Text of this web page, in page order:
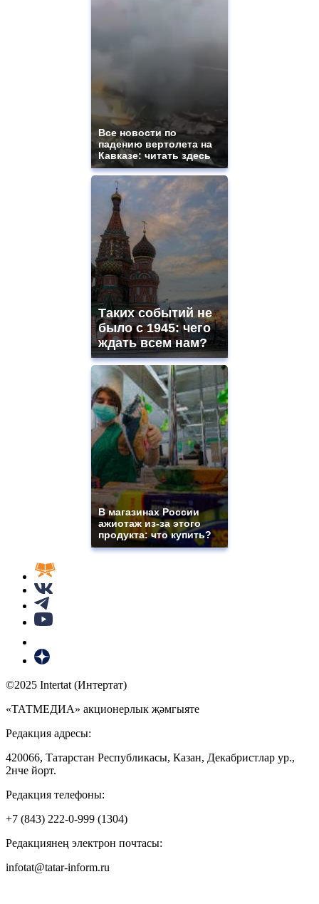
Все новости по
падению вертолета на
Кавказе: читать здесь
Таких событий не
было с 1945: чего
ждать всем нам?
В магазинах России
ажиотаж из-за этого
продукта: что купить?
©2025 Intertat (Интертат)
«ТАТМЕДИА» акционерлык җәмгыяте
Редакция адресы:
420066, Татарстан Республикасы, Казан, Декабристлар ур.,
2нче йорт.
Редакция телефоны:
+7 (843) 222-0-999 (1304)
Редакциянең электрон почтасы:
infotat@tatar-inform.ru